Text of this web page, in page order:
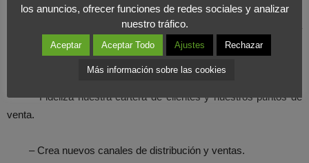
– A través del marketing directo tendremos acceso a
mercados y clientes que, de forma tradicional, nos serían
– Fideliza nuestra cartera de clientes y nuestros puntos de
venta.
– Crea nuevos canales de distribución y ventas.
los anuncios, ofrecer funciones de redes sociales y analizar
nuestro tráfico.
Aceptar Aceptar Todo Ajustes Rechazar
Más información sobre las cookies